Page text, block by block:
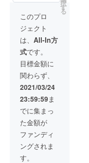
ウィー
トフ
リー&グ
ルテン
フリー
の近江
牛の
グー
ラッ
シュ×2
・
ウィー
トフ
リー&グ
ルテン
フリー
ピザ生
地（プ
リー&グルテン
フリーピザをお
送りいたします
※支援時、必ず備
考欄にご希望の
お名前をご記入
ください。 ※記
載するお名前が
公的秩序に反す
る場合はお断り
ます。
択
す
る
このプロ
ジェクト
は、 All-In方
式です。
目標金額に
関わらず、
2021/03/24
23:59:59ま
でに集まっ
た金額が
ファンディ
ングされま
す。